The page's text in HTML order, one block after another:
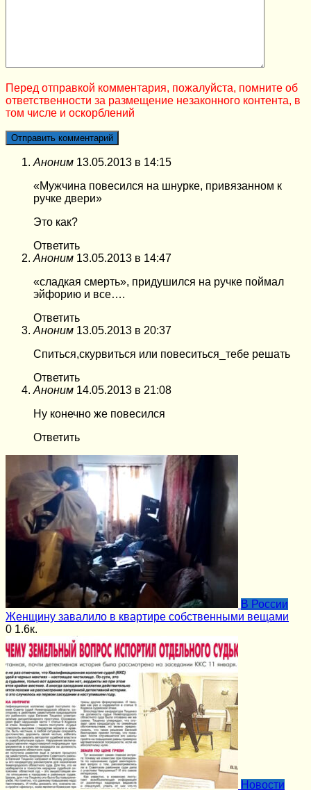
Перед отправкой комментария, пожалуйста, помните об
ответственности за размещение незаконного контента, в
том числе и оскорблений
Аноним 13.05.2013 в 14:15
«Мужчина повесился на шнурке, привязанном к
ручке двери»
Это как?
Ответить
Аноним 13.05.2013 в 14:47
«сладкая смерть», придушился на ручке поймал
эйфорию и все….
Ответить
Аноним 13.05.2013 в 20:37
Спиться,скурвиться или повеситься_тебе решать
Ответить
Аноним 14.05.2013 в 21:08
Ну конечно же повесился
Ответить
В России
Женщину завалило в квартире собственными вещами
0 1.6к.
Новости